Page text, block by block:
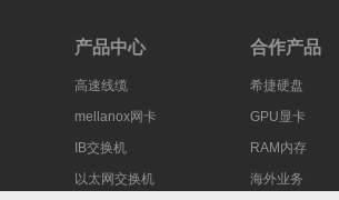
产品中心
高速线缆
mellanox网卡
IB交换机
以太网交换机
合作产品
希捷硬盘
GPU显卡
RAM内存
海外业务